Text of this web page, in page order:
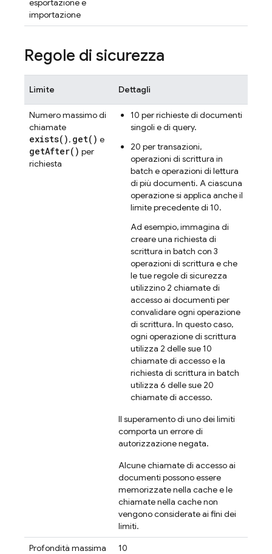
esportazione e
importazione
Regole di sicurezza
Limite Dettagli
Numero massimo di
chiamate
exists( ), get( ) e
getAfter( ) per
richiesta
10 per richieste di documenti
singoli e di query.
20 per transazioni,
operazioni di scrittura in
batch e operazioni di lettura
di più documenti. A ciascuna
operazione si applica anche il
limite precedente di 10.
Ad esempio, immagina di
creare una richiesta di
scrittura in batch con 3
operazioni di scrittura e che
le tue regole di sicurezza
utilizzino 2 chiamate di
accesso ai documenti per
convalidare ogni operazione
di scrittura. In questo caso,
ogni operazione di scrittura
utilizza 2 delle sue 10
chiamate di accesso e la
richiesta di scrittura in batch
utilizza 6 delle sue 20
chiamate di accesso.
Il superamento di uno dei limiti
comporta un errore di
autorizzazione negata.
Alcune chiamate di accesso ai
documenti possono essere
memorizzate nella cache e le
chiamate nella cache non
vengono considerate ai fini dei
limiti.
Profondità massima
10